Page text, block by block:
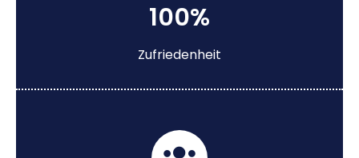
100%
Zufriedenheit